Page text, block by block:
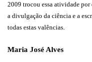
2009 trocou essa atividade
a divulgação da ciência e a
todas estas valências.
Maria José Alves